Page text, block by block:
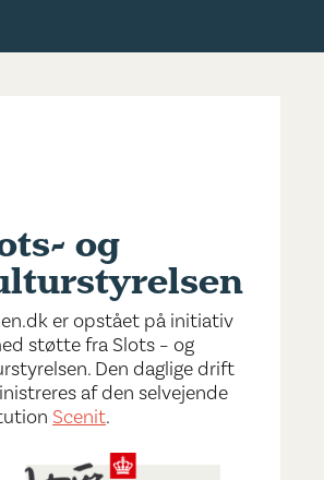
og
er opstået på initiativ
støtte fra Slots – og
Den daglige drift
af den selvejende
Scenit.